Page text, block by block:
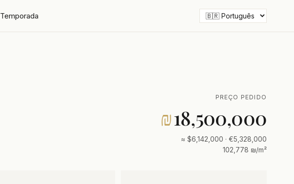
Temporada
PREÇO PEDIDO
₪18,500,000
≈ $6,142,000 · €5,328,000
102,778 ₪/m²